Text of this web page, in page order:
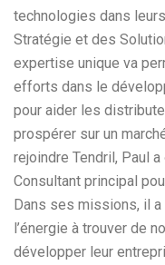
technologies dans
Stratégie et des
expertise unique va
efforts dans le
pour aider les
prospérer sur un
rejoindre Tendril, Paul
Consultant principal
Dans ses missions, il
l’énergie à trouver de
développer leur